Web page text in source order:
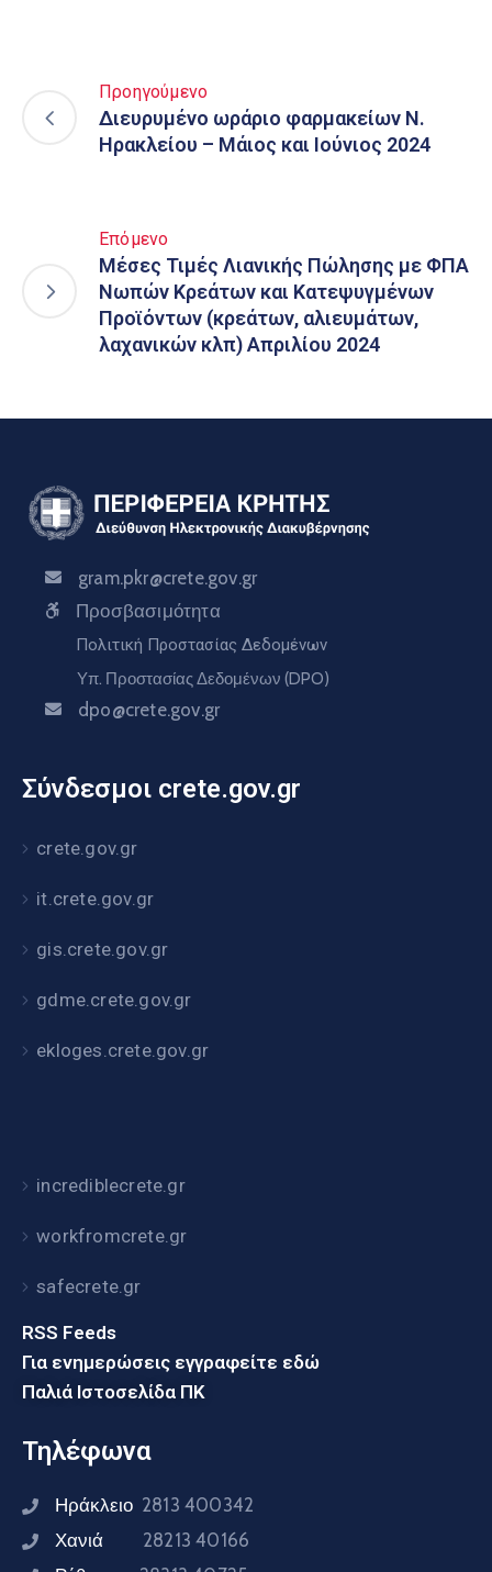
Προηγούμενο
Διευρυμένο ωράριο φαρμακείων Ν.
Ηρακλείου – Μάιος και Ιούνιος 2024
Επόμενο
Μέσες Τιμές Λιανικής Πώλησης με ΦΠΑ
Νωπών Κρεάτων και Κατεψυγμένων
Προϊόντων (κρεάτων, αλιευμάτων,
λαχανικών κλπ) Απριλίου 2024
gram.pkr@crete.gov.gr
Προσβασιμότητα
Πολιτική Προστασίας Δεδομένων
Υπ. Προστασίας Δεδομένων (DPO)
dpo@crete.gov.gr
Σύνδεσμοι crete.gov.gr
crete.gov.gr
it.crete.gov.gr
gis.crete.gov.gr
gdme.crete.gov.gr
ekloges.crete.gov.gr
incrediblecrete.gr
workfromcrete.gr
safecrete.gr
RSS Feeds
Για ενημερώσεις εγγραφείτε εδώ
Παλιά Ιστοσελίδα ΠΚ
Τηλέφωνα
Ηράκλειο 2813 400342
Χανιά 28213 40166